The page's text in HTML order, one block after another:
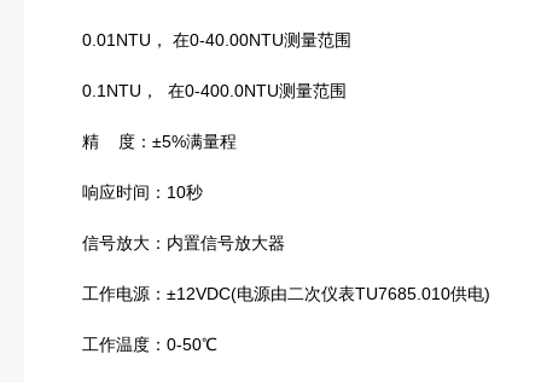
0.01NTU， 在0-40.00NTU测量范围
0.1NTU， 在0-400.0NTU测量范围
精 度：±5%满量程
响应时间：10秒
信号放大：内置信号放大器
工作电源：±12VDC(电源由二次仪表TU7685.010供电)
工作温度：0-50℃